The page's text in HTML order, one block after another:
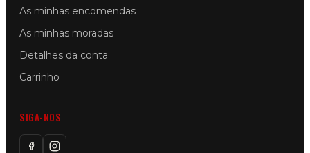
As minhas encomendas
As minhas moradas
Detalhes da conta
Carrinho
SIGA-NOS